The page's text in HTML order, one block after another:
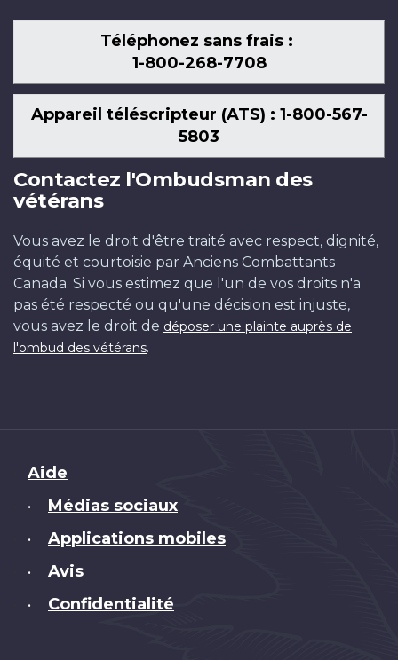
Téléphonez sans frais :
1-800-268-7708
Appareil téléscripteur (ATS) : 1-800-567-
5803
Contactez l'Ombudsman des
vétérans
Vous avez le droit d'être traité avec respect, dignité,
équité et courtoisie par Anciens Combattants
Canada. Si vous estimez que l'un de vos droits n'a
pas été respecté ou qu'une décision est injuste,
vous avez le droit de déposer une plainte auprès de
l'ombud des vétérans.
Brand
Aide
• Médias sociaux
• Applications mobiles
• Avis
• Confidentialité